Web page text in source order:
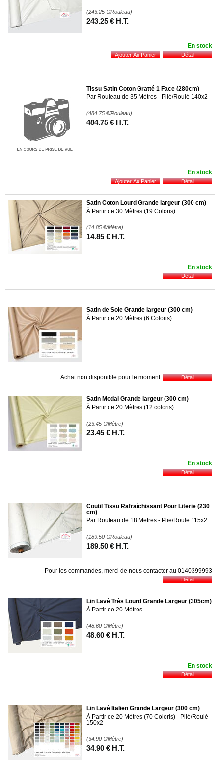
(243.25 €/Rouleau)
243.25 € H.T.
En stock
Tissu Satin Coton Gratté 1 Face (280cm)
Par Rouleau de 35 Mètres - Plié/Roulé 140x2
(484.75 €/Rouleau)
484.75 € H.T.
En stock
Satin Coton Lourd Grande largeur (300 cm)
À Partir de 30 Mètres (19 Coloris)
(14.85 €/Mètre)
14.85 € H.T.
En stock
Satin de Soie Grande largeur (300 cm)
À Partir de 20 Mètres (6 Coloris)
Achat non disponible pour le moment
Satin Modal Grande largeur (300 cm)
À Partir de 20 Mètres (12 coloris)
(23.45 €/Mètre)
23.45 € H.T.
En stock
Coutil Tissu Rafraîchissant Pour Literie (230
cm)
Par Rouleau de 18 Mètres - Plié/Roulé 115x2
(189.50 €/Rouleau)
189.50 € H.T.
Pour les commandes, merci de nous contacter au 0140399993
Lin Lavé Très Lourd Grande Largeur (305cm)
À Partir de 20 Mètres
(48.60 €/Mètre)
48.60 € H.T.
En stock
Lin Lavé Italien Grande Largeur (300 cm)
À Partir de 20 Mètres (70 Coloris) - Plié/Roulé
150x2
(34.90 €/Mètre)
34.90 € H.T.